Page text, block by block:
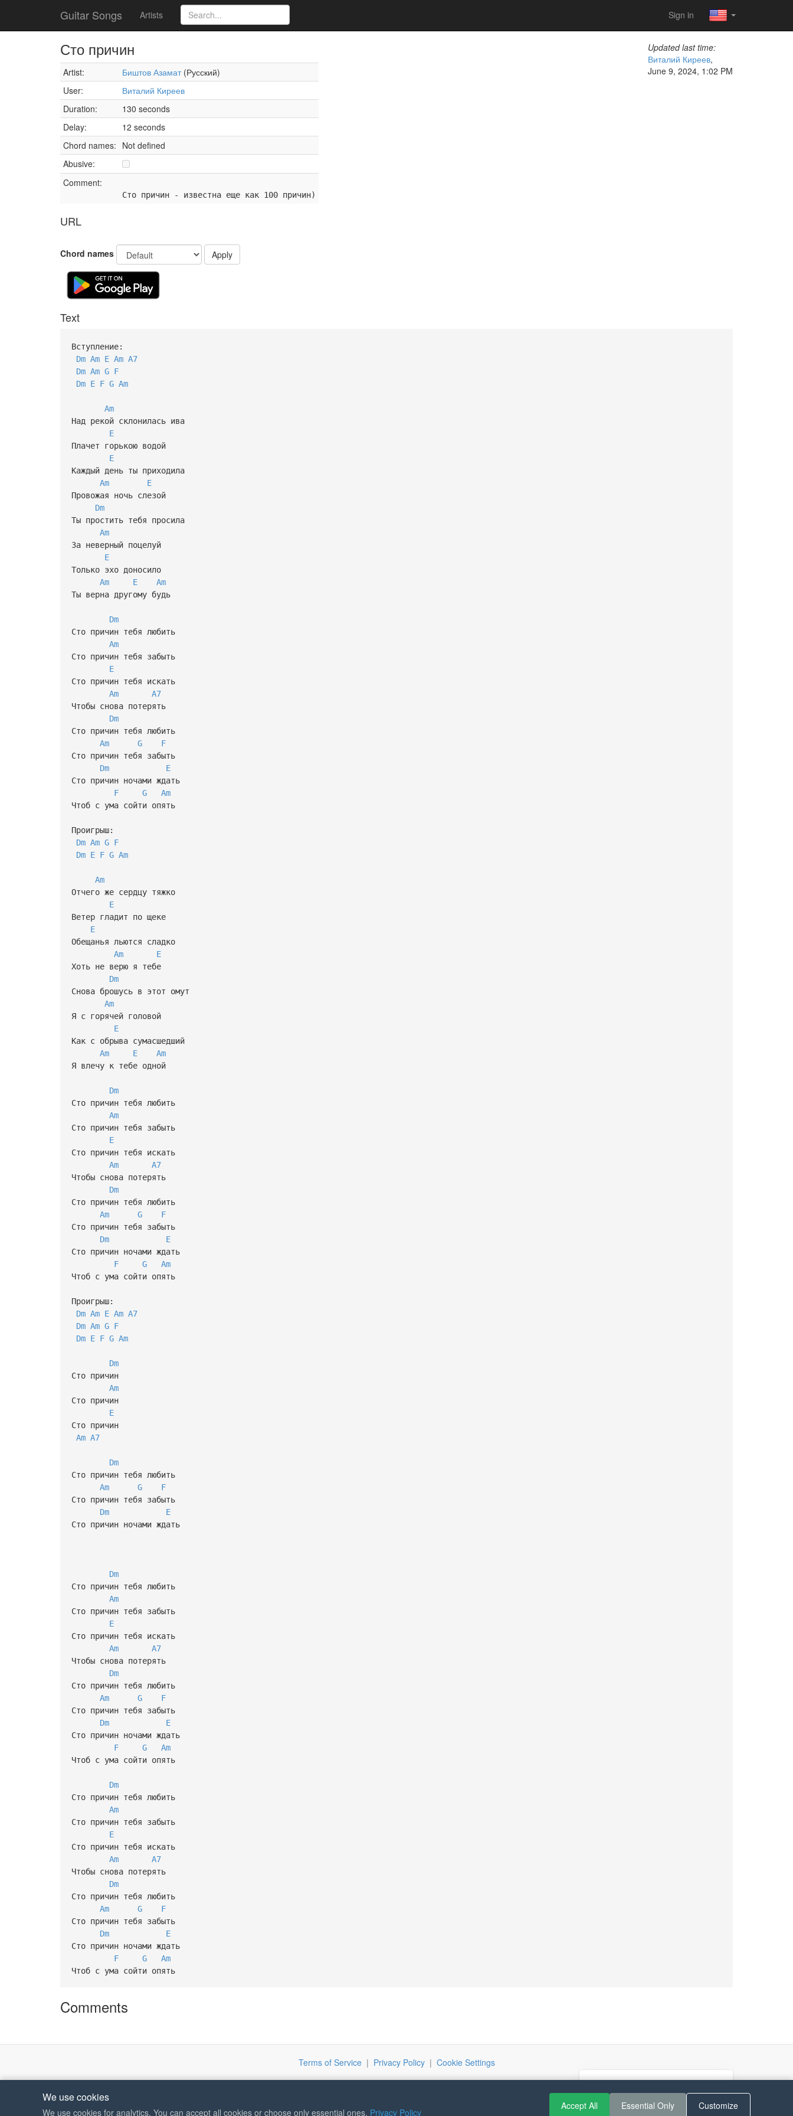
Guitar Songs Artists Sign in
Сто причин
Artist: Биштов Азамат(Русский)
User:
Виталий Киреев
Duration:
130 seconds
Delay:
12 seconds
Chord names: Not defined
Abusive:
Comment:
Сто причин - известна еще как 100 причин)
URL
Updated last time:
Виталий Киреев,
June 9, 2024, 1:02 PM
Chord names Apply
Text
Вступление:
Dm Am E Am A7
Dm Am G F
Dm E F G Am
Am
Над рекой склонилась ива
E
Плачет горькою водой
E
Каждый день ты приходила
Am
E
Провожая ночь слезой
Dm
Ты простить тебя просила
Am
За неверный поцелуй
E
Только эхо доносило
Am
E
Am
Ты верна другому будь
Dm
Сто причин тебя любить
Am
Сто причин тебя забыть
E
Сто причин тебя искать
Am
A7
Чтобы снова потерять
Dm
Сто причин тебя любить
Am
G
F
Сто причин тебя забыть
Dm
E
Сто причин ночами ждать
F
G
Am
Чтоб с ума сойти опять
Проигрыш:
Dm Am G F
Dm E F G Am
Am
Отчего же сердцу тяжко
E
Ветер гладит по щеке
E
Обещанья льются сладко
Am
E
Хоть не верю я тебе
Dm
Снова брошусь в этот омут
Am
Я с горячей головой
E
Как с обрыва сумасшедший
Am
E
Am
Я влечу к тебе одной
Dm
Сто причин тебя любить
Am
Сто причин тебя забыть
E
Сто причин тебя искать
Am
A7
Чтобы снова потерять
Dm
Сто причин тебя любить
Am
G
F
Сто причин тебя забыть
Dm
E
Сто причин ночами ждать
F
G
Am
Чтоб с ума сойти опять
Проигрыш:
Dm Am E Am A7
Dm Am G F
Dm E F G Am
Dm
Сто причин
Am
Сто причин
E
Сто причин
Am A7
Dm
Сто причин тебя любить
Am
G
F
Сто причин тебя забыть
Dm
E
Сто причин ночами ждать
Dm
Сто причин тебя любить
Am
Сто причин тебя забыть
E
Сто причин тебя искать
Am
A7
Чтобы снова потерять
Dm
Сто причин тебя любить
Am
G
F
Сто причин тебя забыть
Dm
E
Сто причин ночами ждать
F
G
Am
Чтоб с ума сойти опять
Dm
Сто причин тебя любить
Am
Сто причин тебя забыть
E
Сто причин тебя искать
Am
A7
Чтобы снова потерять
Dm
Сто причин тебя любить
Am
G
F
Сто причин тебя забыть
Dm
E
Сто причин ночами ждать
F
G
Am
Чтоб с ума сойти опять
Comments
Terms of Service| Privacy Policy| Cookie Settings
We use cookies
We use cookies for analytics. You can accept all cookies or choose only essential ones. Privacy Policy
Accept All Essential Only Customize